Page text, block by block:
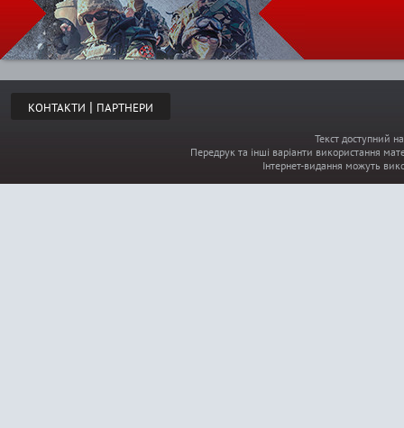
КОНТАКТИ | ПАРТНЕРИ
Текст доступний
Передрук та інші варіанти використання
Інтернет-видання можуть